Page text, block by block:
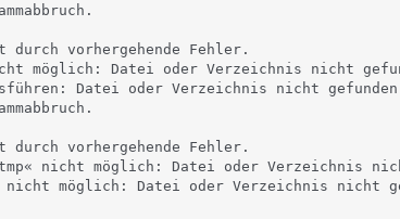
vorhergehende Fehler.
möglich: Datei oder Verzeichnis nicht
Datei oder Verzeichnis nicht gefunden
vorhergehende Fehler.
nicht möglich: Datei oder Verzeichnis
möglich: Datei oder Verzeichnis nicht